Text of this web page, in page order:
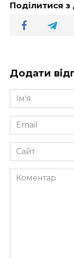
Поділитися з
Додати
Ім'я
*
Email
*
Сайт
Коментар